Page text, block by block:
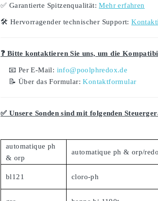
✅ Garantierte Spitzenqualität: Mehr erfahren
🛠️ Hervorragender technischer Support:
❓ Bitte kontaktieren Sie uns, um die
📧 Per E-Mail: info@poolphredox.de
📝 Über das Formular:Kontaktformular
✅ Unsere Sonden sind mit folgenden
automatique ph
& orp
automatique ph & orp/
bl121 cloro-ph